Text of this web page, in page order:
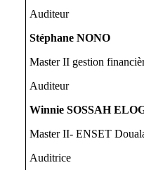
Auditeur
Stéphane NONO
Master II gestion
Auditeur
Winnie SOSSAH
Master II- ENSET
Auditrice